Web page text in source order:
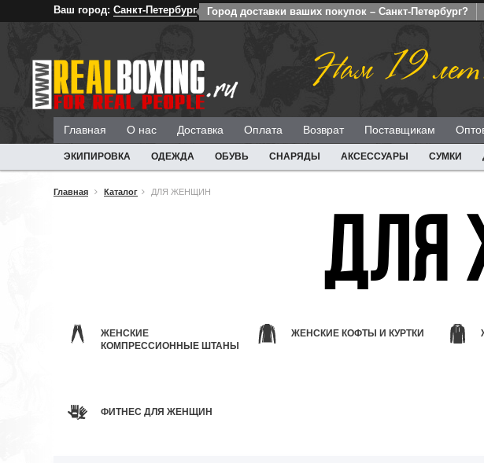
Ваш город: Санкт-Петербург Город доставки ваших покупок – Санкт-Петербург?
Нам 19
Главная О нас Доставка Оплата Возврат Поставщикам
ЭКИПИРОВКА ОДЕЖДА ОБУВЬ СНАРЯДЫ АКСЕССУАРЫ СУМКИ
Главная Каталог ДЛЯ ЖЕНЩИН
ДЛЯ
ЖЕНСКИЕ
КОМПРЕССИОННЫЕ ШТАНЫ
ЖЕНСКИЕ КОФТЫ И КУРТКИ
ФИТНЕС ДЛЯ ЖЕНЩИН